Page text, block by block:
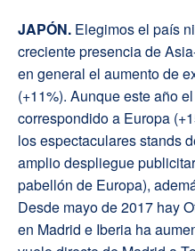
JAPÓN. Elegimos el país
creciente presencia de
en general el aumento de
(+11%). Aunque este año
correspondido a Europa
los espectaculares stands
amplio despliegue
pabellón de Europa),
Desde mayo de 2017 hay
en Madrid e Iberia ha